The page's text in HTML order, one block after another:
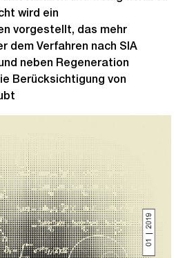
wird ein
vorgestellt, das mehr
dem Verfahren nach SIA
neben Regeneration
Berücksichtigung von